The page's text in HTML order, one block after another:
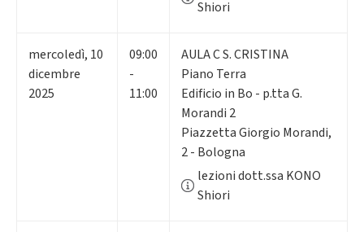
Shiori
mercoledì, 10
dicembre
2025
09:00
-
11:00
AULA C S. CRISTINA
Piano Terra
Edificio in Bo - p.tta G.
Morandi 2
Piazzetta Giorgio Morandi,
2 - Bologna
lezioni dott.ssa KONO
Shiori